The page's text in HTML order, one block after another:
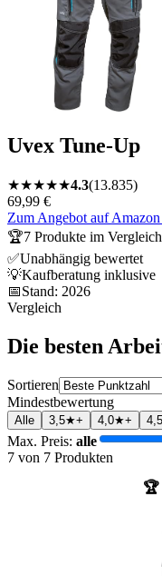
Uvex Tune-Up
★★★★★4.3(13.835)
69,99 €
Zum Angebot auf Amazon
🏆7 Produkte im Vergleich
✅Unabhängig bewertet
💡Kaufberatung inklusive
📅Stand: 2026
Vergleich
Die besten
Sortieren
Mindestbewertung
Alle 3,5★+ 4,0★+
Max. Preis: alle
7 von 7 Produkten
🏆